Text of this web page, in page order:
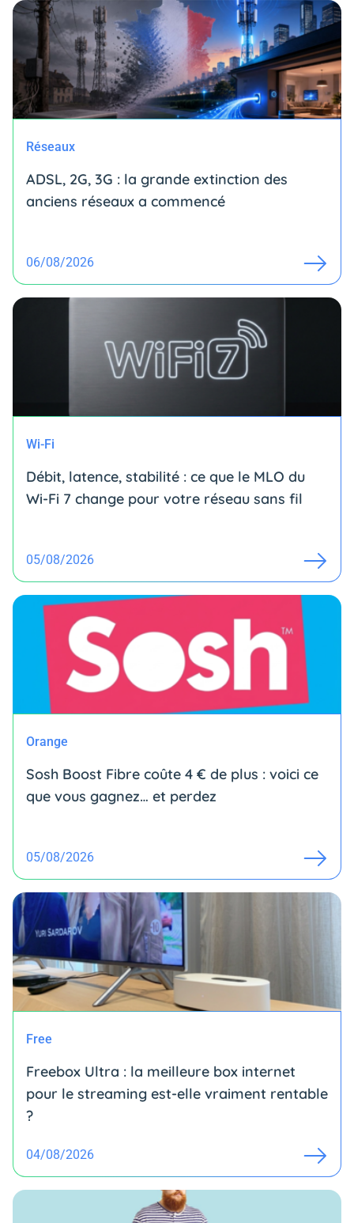
Réseaux
ADSL, 2G, 3G : la grande extinction des
anciens réseaux a commencé
06/08/2026
Wi-Fi
Débit, latence, stabilité : ce que le MLO du
Wi-Fi 7 change pour votre réseau sans fil
05/08/2026
Orange
Sosh Boost Fibre coûte 4 € de plus : voici ce
que vous gagnez… et perdez
05/08/2026
Free
Freebox Ultra : la meilleure box internet
pour le streaming est-elle vraiment rentable
?
04/08/2026